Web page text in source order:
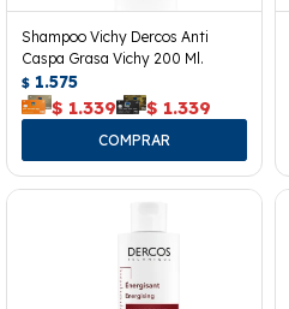
Shampoo Vichy Dercos Anti
Caspa Grasa Vichy 200 Ml.
$ 1.575
$ 1.339 $ 1.339